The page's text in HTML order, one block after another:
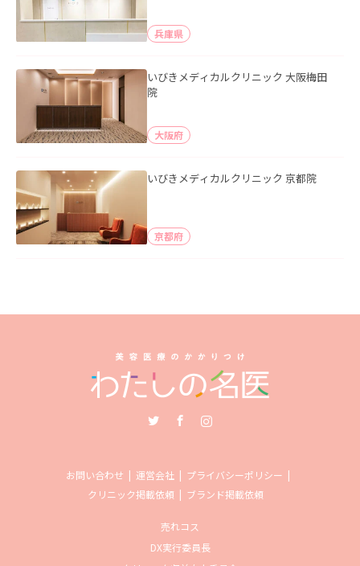
兵庫県
いびきメディカルクリニック 大阪梅田
院
大阪府
いびきメディカルクリニック 京都院
京都府
お問い合わせ 運営会社
プライバシーポリシー
クリニック掲載依頼
ブランド掲載依頼
売れコス
DX実行委員長